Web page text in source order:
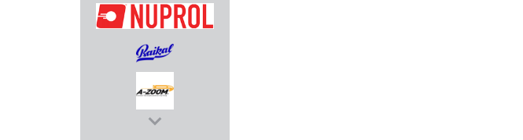
VERCAR
NUPROL
BAIKAL
A-ZOOM